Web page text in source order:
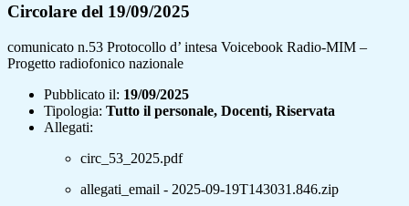
Circolare del 19/09/2025
comunicato n.53 Protocollo d’ intesa Voicebook Radio-MIM –
Progetto radiofonico nazionale
Pubblicato il: 19/09/2025
Tipologia: Tutto il personale, Docenti, Riservata
Allegati:
circ_53_2025.pdf
allegati_email - 2025-09-19T143031.846.zip